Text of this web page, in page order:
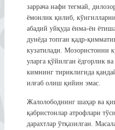
заррача нафи тегмай,
ёмонлик қилиб,
абадий уйқуда ёнма-ён
дунёда топган қадр-
кузатилади. Мозористонни
уларга қўйилган ёдгорлик
кимнинг тириклигида
илғаб олиш қийин эмас.
Жалолободнинг шаҳар ва
қабристонлар атрофлари
дарахтлар ўтқазилган.